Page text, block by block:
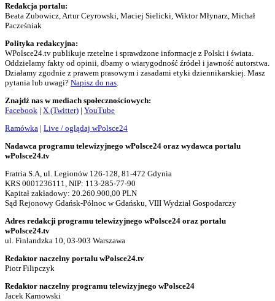
Redakcja portalu:
Beata Zubowicz, Artur Ceyrowski, Maciej Sielicki, Wiktor Młynarz, Michał
Pacześniak
Polityka redakcyjna:
WPolsce24.tv publikuje rzetelne i sprawdzone informacje z Polski i świata.
Oddzielamy fakty od opinii, dbamy o wiarygodność źródeł i jawność autorstwa.
Działamy zgodnie z prawem prasowym i zasadami etyki dziennikarskiej. Masz
pytania lub uwagi? Napisz do nas
Znajdź nas w mediach społecznościowych:
Facebook | X (Twitter) | YouTube
Ramówka | Live / oglądaj wPolsce24
Nadawca programu telewizyjnego wPolsce24 oraz wydawca portalu
wPolsce24.tv
Fratria S.A, ul. Legionów 126-128, 81-472 Gdynia
KRS 0001236111, NIP: 113-285-77-90
Kapitał zakładowy: 20.260.900,00 PLN
Sąd Rejonowy Gdańsk-Północ w Gdańsku, VIII Wydział Gospodarczy
Adres redakcji programu telewizyjnego wPolsce24 oraz portalu
wPolsce24.tv
ul. Finlandzka 10, 03-903 Warszawa
Redaktor naczelny portalu wPolsce24.tv
Piotr Filipczyk
Redaktor naczelny programu telewizyjnego wPolsce24
Jacek Karnowski